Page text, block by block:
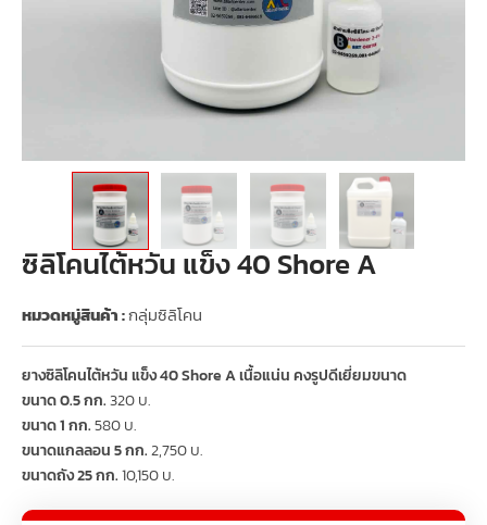
ซิลิโคนไต้หวัน แข็ง 40 Shore A
หมวดหมู่สินค้า :กลุ่มซิลิโคน
ยางซิลิโคนไต้หวัน แข็ง 40 Shore A เนื้อแน่น คงรูปดีเยี่ยมขนาด
ขนาด 0.5 กก.320 บ.
ขนาด 1 กก.580 บ.
ขนาดแกลลอน 5 กก.2,750 บ.
ขนาดถัง 25 กก.10,150 บ.